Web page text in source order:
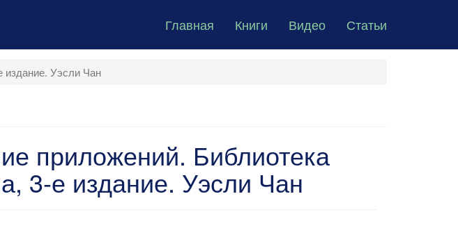
Главная Книги Видео Статьи
издание. Уэсли Чан
приложений. Библиотека
3-е издание. Уэсли Чан